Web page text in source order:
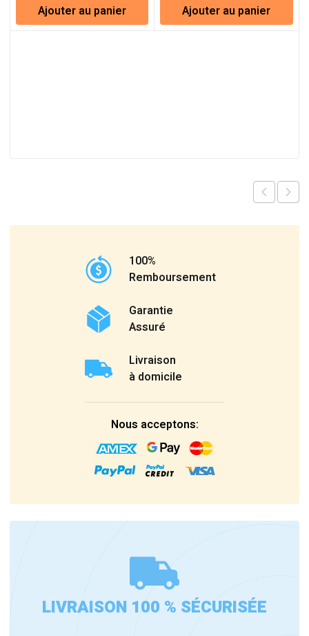
Ajouter au panier
Ajouter au panier
100%
Remboursement
Garantie
Assuré
Livraison
à domicile
Nous acceptons:
LIVRAISON 100 % SÉCURISÉE